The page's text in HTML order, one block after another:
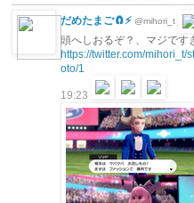
だめたまご🧲⚡️ @mihori_t
頭へしおるぞ？、マジです
https://twitter.com/
oto/1
19:23